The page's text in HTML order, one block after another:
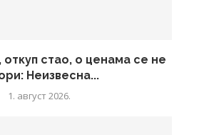
откуп стао, о ценама се не
Неизвесна...
1. август 2026.